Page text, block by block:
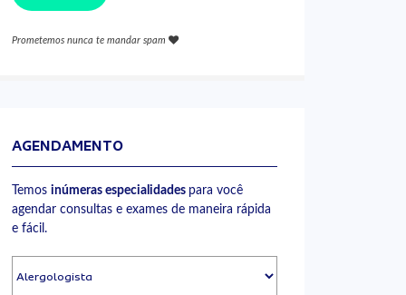
Prometemos nunca te mandar spam
AGENDAMENTO
Temos inúmeras especialidades para você
agendar consultas e exames de maneira rápida
e fácil.